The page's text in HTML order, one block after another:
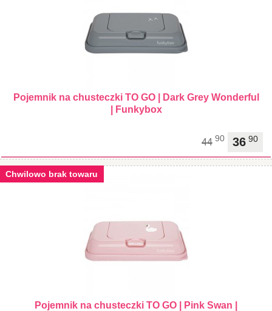
Pojemnik na chusteczki TO GO | Dark Grey Wonderful
| Funkybox
36 90
44 90
Chwilowo brak towaru
Pojemnik na chusteczki TO GO | Pink Swan |